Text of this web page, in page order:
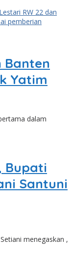
Banten
Yatim
dalam
Bupati
Santuni
menegaskan ,